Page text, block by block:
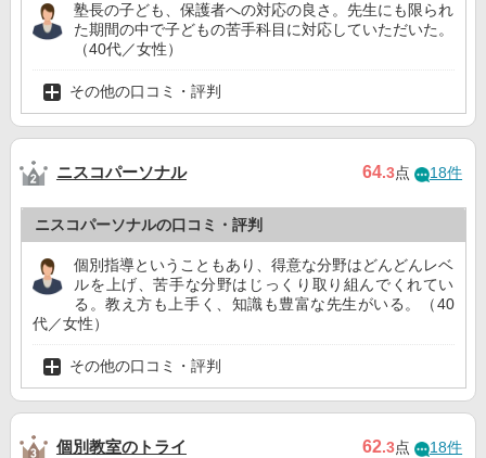
塾長の子ども、保護者への対応の良さ。先生にも限られ
た期間の中で子どもの苦手科目に対応していただいた。
（40代／女性）
その他の口コミ・評判
ニスコパーソナル 64.3点 18件
ニスコパーソナルの口コミ・評判
個別指導ということもあり、得意な分野はどんどんレベ
ルを上げ、苦手な分野はじっくり取り組んでくれてい
る。教え方も上手く、知識も豊富な先生がいる。（40
代／女性）
その他の口コミ・評判
個別教室のトライ 62.3点 18件